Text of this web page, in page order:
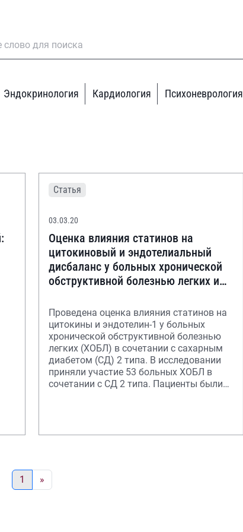
Эндокринология Кардиология Психоневрология
Статья
03.03.20
Оценка влияния статинов на
цитокиновый и эндотелиальный
дисбаланс у больных хронической
обструктивной болезнью легких и
Проведена оценка влияния статинов на
цитокины и эндотелин-1 у больных
хронической обструктивной болезнью
легких (ХОБЛ) в сочетании с сахарным
диабетом (СД) 2 типа. В исследовании
приняли участие 53 больных ХОБЛ в
сочетании с СД 2 типа. Пациенты были
1 »